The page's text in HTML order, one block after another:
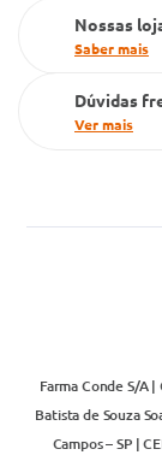
Nossas
Saber mais
Dúvidas
Ver mais
Farma Conde S/A
Batista de Souza
Campos – SP |